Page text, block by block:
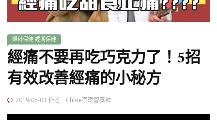
婦科保健 經期保健
經痛不要再吃巧克力了！5招
有效改善經痛的小秘方
2019-05-03 作者－Chloe亭瑋營養師